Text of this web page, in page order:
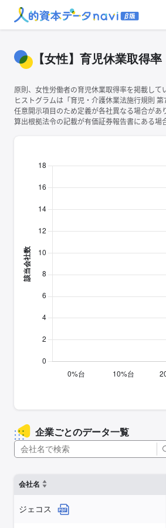
【女性】育児休業取得率
原則、女性労働者の育児休業取得率を掲載して
ヒストグラムは「育児・介護休業法施行規則
任意開示項目のため定義が各社異なる場合があ
算出根拠法令の記載が有価証券報告書にある
企業ごとのデータ一覧
会社名
ジェコス